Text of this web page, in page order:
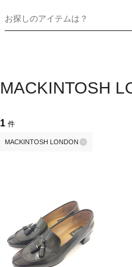
お探しのアイテムは？
MACKINTOSH
1 件
MACKINTOSH LONDON